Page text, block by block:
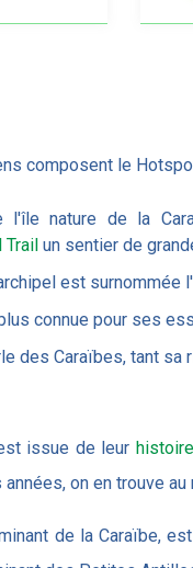
composent le
l'île nature de la
Trail un sentier de
est surnommée
connue pour ses
des Caraïbes, tant
issue de leur
on en trouve au
de la Caraïbe,